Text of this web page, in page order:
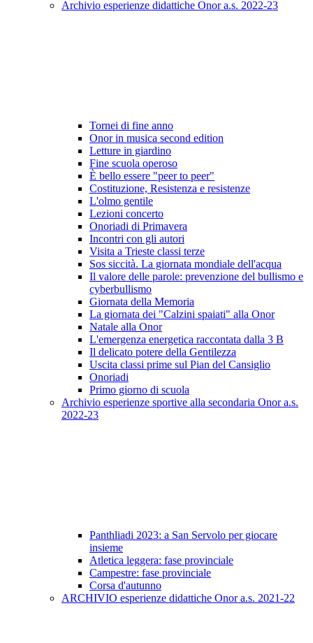
Archivio esperienze didattiche Onor a.s. 2022-23
Tornei di fine anno
Onor in musica second edition
Letture in giardino
Fine scuola operoso
È bello essere "peer to peer"
Costituzione, Resistenza e resistenze
L'olmo gentile
Lezioni concerto
Onoriadi di Primavera
Incontri con gli autori
Visita a Trieste classi terze
Sos siccità. La giornata mondiale dell'acqua
Il valore delle parole: prevenzione del bullismo e
cyberbullismo
Giornata della Memoria
La giornata dei "Calzini spaiati" alla Onor
Natale alla Onor
L'emergenza energetica raccontata dalla 3 B
Il delicato potere della Gentilezza
Uscita classi prime sul Pian del Cansiglio
Onoriadi
Primo giorno di scuola
Archivio esperienze sportive alla secondaria Onor a.s.
2022-23
Panthliadi 2023: a San Servolo per giocare
insieme
Atletica leggera: fase provinciale
Campestre: fase provinciale
Corsa d'autunno
ARCHIVIO esperienze didattiche Onor a.s. 2021-22